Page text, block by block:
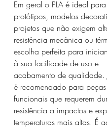
Em geral o PLA é ideal para
protótipos, modelos
projetos que não exigem
resistência mecânica ou
escolha perfeita para
à sua facilidade de uso e
acabamento de qualidade.
é recomendado para peças
funcionais que requerem
resistência a impactos e
temperaturas mais altas. É